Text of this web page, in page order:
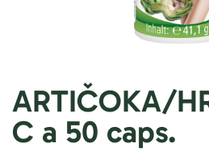
ARTIČOKA/
C a 50 caps.